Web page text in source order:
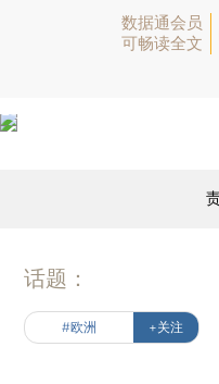
数据通会员
可畅读全文
话题：
#欧洲 +关注